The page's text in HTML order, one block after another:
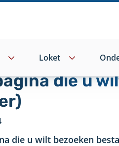
Loket
die u
die u wilt bezoeken